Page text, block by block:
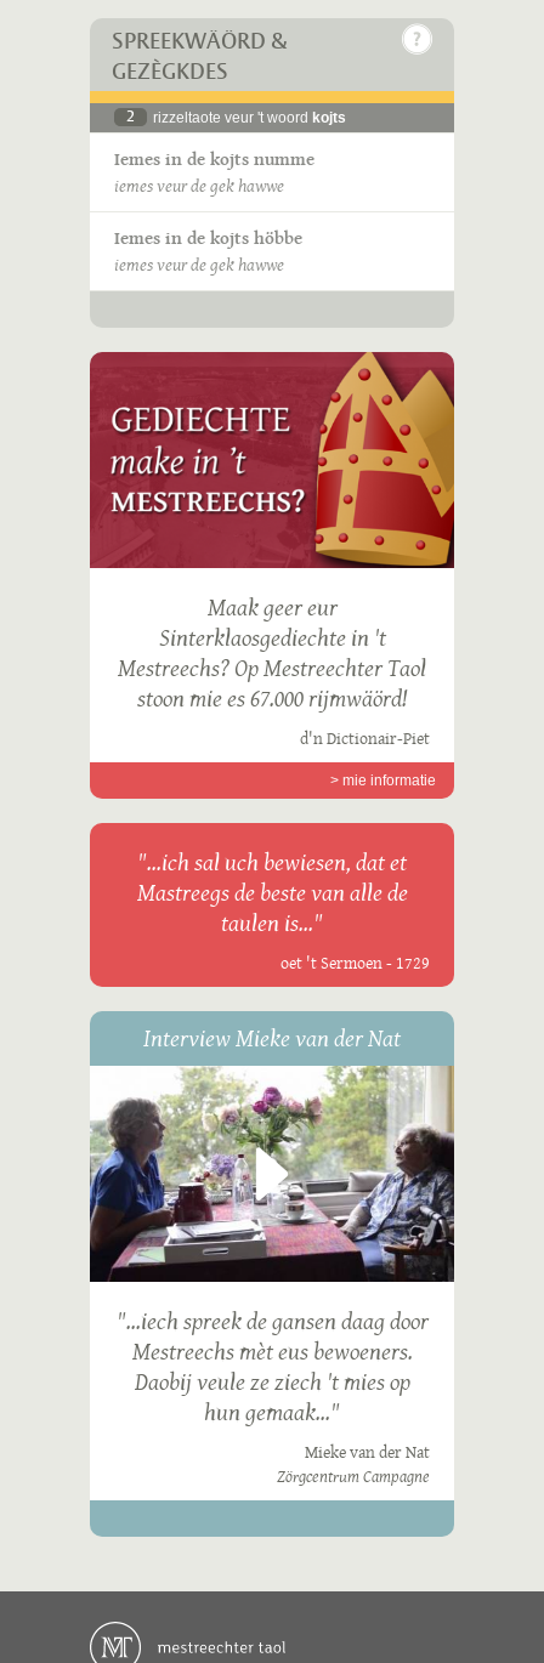
SPREEKWÄÖRD &
GEZÈGKDES
2 rizzeltaote veur 't woord kojts
Iemes in de kojts numme
iemes veur de gek hawwe
Iemes in de kojts höbbe
iemes veur de gek hawwe
Maak geer eur
Sinterklaosgediechte in 't
Mestreechs? Op Mestreechter Taol
stoon mie es 67.000 rijmwäörd!
d'n Dictionair-Piet
> mie informatie
"...ich sal uch bewiesen, dat et
Mastreegs de beste van alle de
taulen is..."
oet 't Sermoen - 1729
Interview Mieke van der Nat
"...iech spreek de gansen daag door
Mestreechs mèt eus bewoeners.
Daobij veule ze ziech 't mies op
hun gemaak..."
Mieke van der Nat
Zörgcentrum Campagne